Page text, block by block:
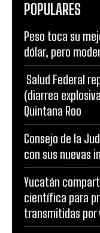
POPULARES
Peso toca su
dólar, pero
Salud Federal
(diarrea
Quintana Roo
Consejo de la
con sus nuevas
Yucatán
científica para
transmitidas por